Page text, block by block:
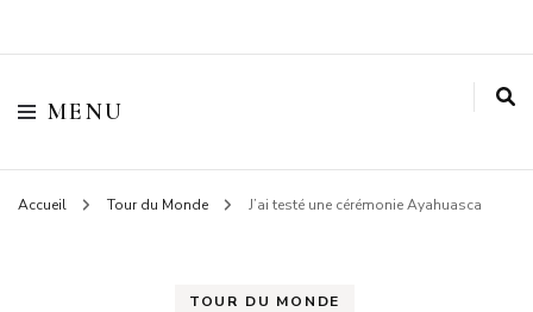
MENU
Accueil Tour du Monde J’ai testé une cérémonie Ayahuasca
TOUR DU MONDE